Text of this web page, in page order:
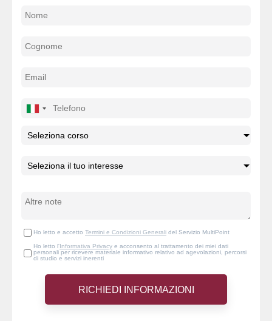
Ho letto e accetto Termini e Condizioni Generali del Servizio MultiPoint
Ho letto l'Informativa Privacy e acconsento al trattamento dei miei dati
personali per ricevere materiale informativo relativo ad agevolazioni, percorsi
di studio e servizi inerenti